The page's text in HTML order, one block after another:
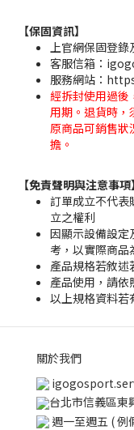
【保固資訊】
上官網保固登錄
客服信箱：
服務網站：
經拆封使用過後
用期。退貨時，
原商品可銷售狀
擔。
【免責聲明與注意事項】
訂單成立不代
立之權利
因顯示設備設定
考，以實際商品
產品規格若敘述
產品使用，請
以上規格資料若
關於我們
台北市信義區東
週一至週五 ( 例